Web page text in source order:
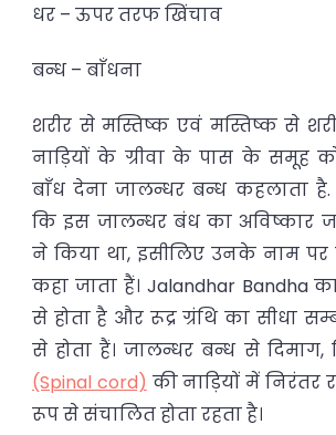
धर – ऊपर तरफ खिंचाव
बन्ध – बाँधना
शरीर से मस्तिष्क एवं मस्तिष्क से
नाड़ियों के ग्रीवा के पास के समूह
बाँध देना जालन्धर बन्ध कहलाता है.
कि इस जालन्धर बंध का अविष्कार
ने किया था, इसीलिए उनके नाम
कहा जाता हैं। Jalandhar Bandha
से होता है और रूद्र ग्रंथि का सीधा
से होता हैं। जालन्धर बन्ध से
(Spinal cord) की नाड़ियों में निरंतर
रूप से संचालित होता रहता है।